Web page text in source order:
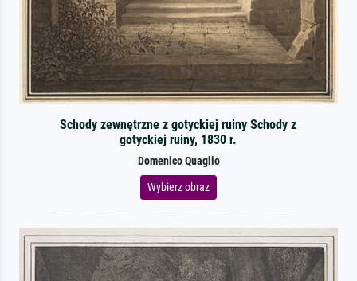
Schody zewnętrzne z gotyckiej ruiny Schody z
gotyckiej ruiny, 1830 r.
Domenico Quaglio
Wybierz obraz